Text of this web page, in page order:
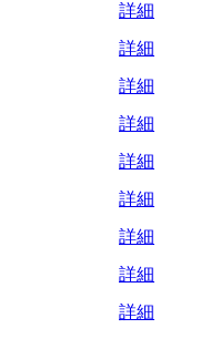
詳細
詳細
詳細
詳細
詳細
詳細
詳細
詳細
詳細